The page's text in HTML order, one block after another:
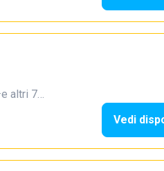
·e altri 7…
Vedi